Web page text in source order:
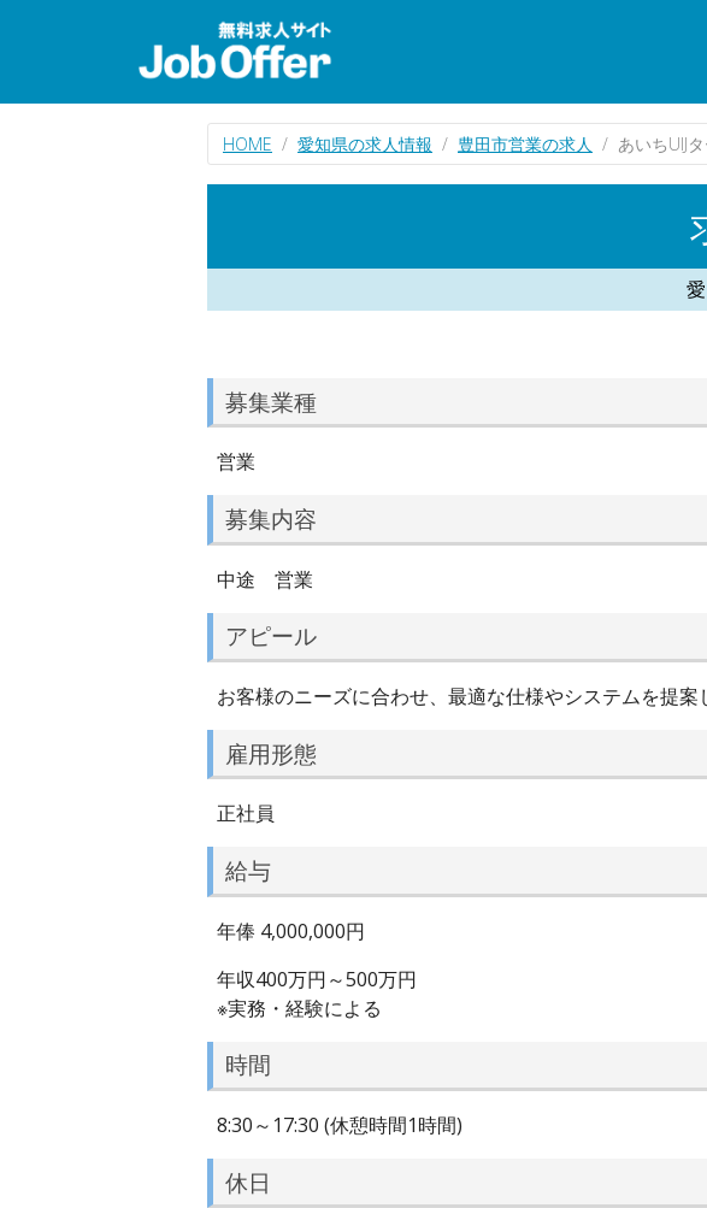
HOME 愛知県の求人情報 豊田市営業の求人 あいちUIJ
募集業種
営業
募集内容
中途 営業
アピール
お客様のニーズに合わせ、最適な仕様やシステムを提案
雇用形態
正社員
給与
年俸 4,000,000円
年収400万円～500万円
※実務・経験による
時間
8:30～17:30 (休憩時間1時間)
休日